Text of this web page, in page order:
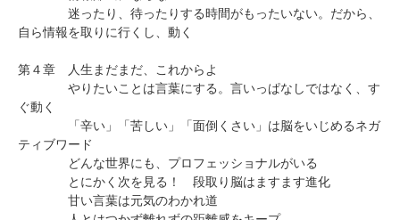
迷ったり、待ったりする時間がもったいない。だから、
自ら情報を取りに行くし、動く
第４章 人生まだまだ、これからよ
やりたいことは言葉にする。言いっぱなしではなく、す
ぐ動く
「辛い」「苦しい」「面倒くさい」は脳をいじめるネガ
ティブワード
どんな世界にも、プロフェッショナルがいる
とにかく次を見る！ 段取り脳はますます進化
甘い言葉は元気のわかれ道